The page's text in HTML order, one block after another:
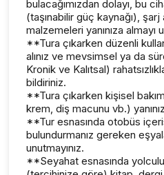
bulacağımızdan dolayı, bu
(taşınabilir güç kaynağı),
malzemeleri yanınıza almayı
**Tura çıkarken düzenli
alınız ve mevsimsel ya da
Kronik ve Kalıtsal)
bildiriniz.
**Tura çıkarken kişisel
krem, diş macunu vb.)
**Tur esnasında otobüs
bulundurmanız gereken
unutmayınız.
**Seyahat esnasında